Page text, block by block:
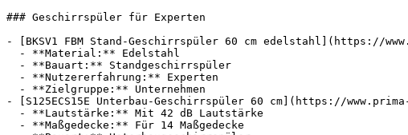
### Geschirrspüler für Experten
- [BKSV1 FBM Stand-Geschirrspüler 60 cm edelstahl](https://
- [S125ECS15E Unterbau-Geschirrspüler 60 cm](https://